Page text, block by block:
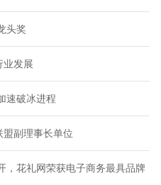
头奖
业发展
速破冰进程
副理事长单位
，花礼网荣获电子商务最具品牌